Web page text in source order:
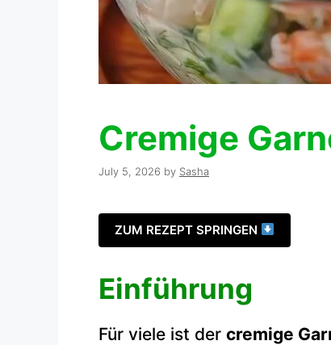
Cremige
July 5, 2026 by Sasha
ZUM REZEPT SPRINGEN
Einführung
Für viele ist der cremige